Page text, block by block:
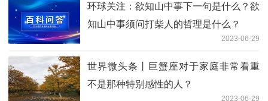
环球关注：欲知山中事下一句是什么？欲
知山中事须问打柴人的哲理是什么？
2023-06-29
世界微头条丨巨蟹座对于家庭非常看重
不是那种特别感性的人？
2023-06-29